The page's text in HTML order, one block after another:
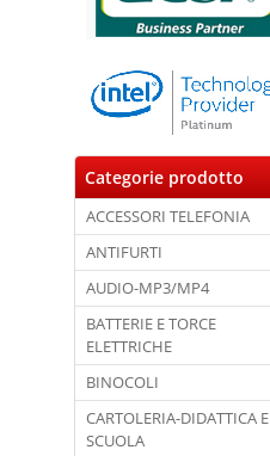
Categorie prodotto
ACCESSORI TELEFONIA
ANTIFURTI
AUDIO-MP3/MP4
BATTERIE E TORCE
ELETTRICHE
BINOCOLI
CARTOLERIA-DIDATTICA E
SCUOLA